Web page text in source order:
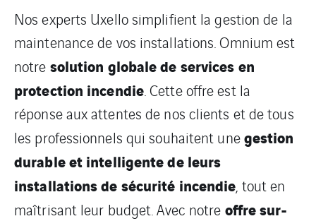
Nos experts Uxello simplifient la gestion de la
maintenance de vos installations. Omnium est
notre solution globale de services en
protection incendie. Cette offre est la
réponse aux attentes de nos clients et de tous
les professionnels qui souhaitent unegestion
durable et intelligente de leurs
installations de sécurité incendie, tout en
maîtrisant leur budget. Avec notre offre sur-